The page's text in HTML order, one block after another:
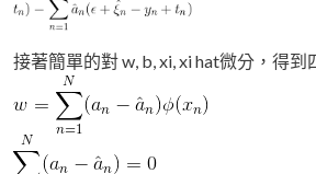
接著簡單的對 w, b, xi, xi hat微分，得